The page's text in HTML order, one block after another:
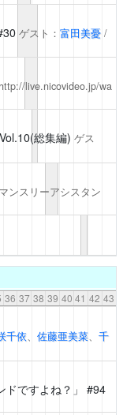
ゲスト： 富田美憂/
http://live.nicovideo.jp/wa
総集編) ゲス
ンスリーアシスタン
36 37 38 39 40 41 42 43
千依、 佐藤亜美菜、 千
ですよね？」 #94